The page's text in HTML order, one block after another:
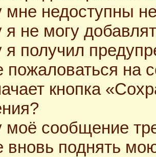
мне недоступны
не могу
получил
пожаловаться на
кнопка
сообщение
вновь поднять